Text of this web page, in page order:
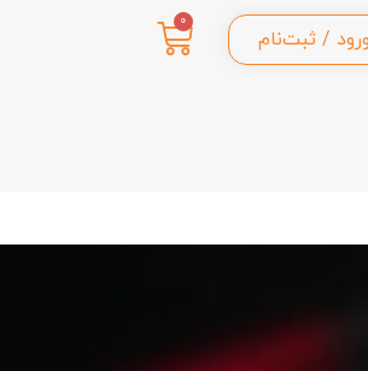
ورود / ثبت‌نام
0